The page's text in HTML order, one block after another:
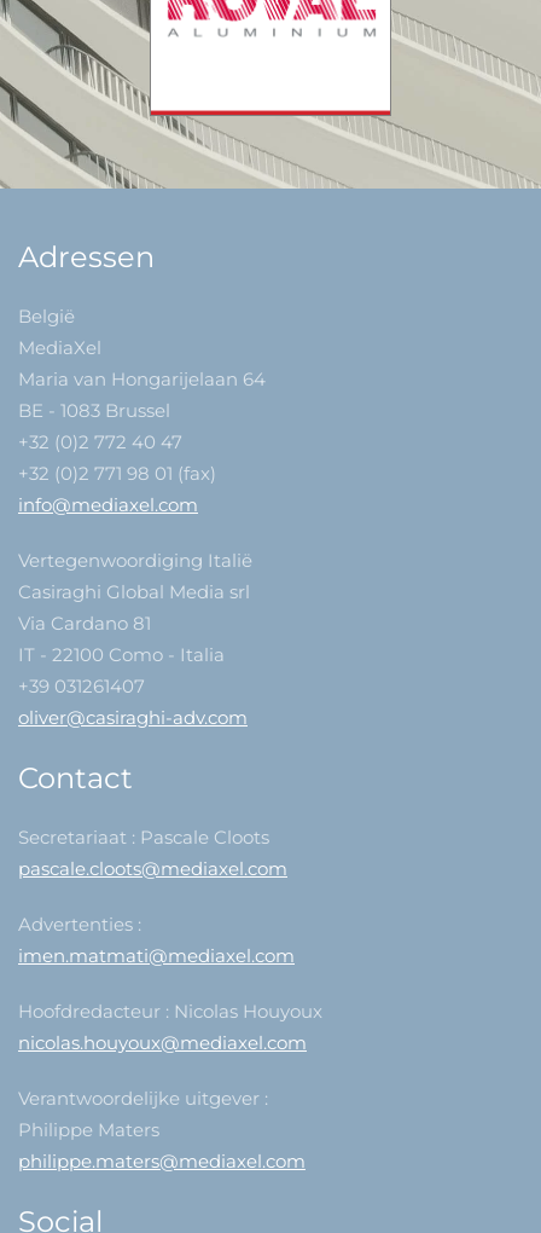
Adressen
België
MediaXel
Maria van Hongarijelaan 64
BE - 1083 Brussel
+32 (0)2 772 40 47
+32 (0)2 771 98 01 (fax)
info@mediaxel.com
Vertegenwoordiging Italië
Casiraghi Global Media srl
Via Cardano 81
IT - 22100 Como - Italia
+39 031261407
oliver@casiraghi-adv.com
Contact
Secretariaat : Pascale Cloots
pascale.cloots@mediaxel.com
Advertenties :
imen.matmati@mediaxel.com
Hoofdredacteur : Nicolas Houyoux
nicolas.houyoux@mediaxel.com
Verantwoordelijke uitgever :
Philippe Maters
philippe.maters@mediaxel.com
Social